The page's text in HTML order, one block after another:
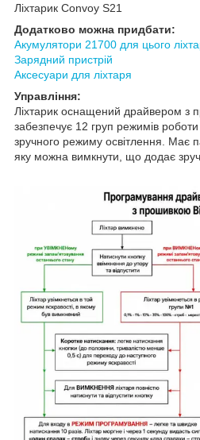
Ліхтарик Convoy S21
Додатково можна придбати:
Акумулятори 21700 для цього
Зарядний пристрій
Аксесуари для ліхтаря
Управління:
Ліхтарик оснащений драйвером з
забезпечує 12 груп режимів
зручного режиму освітлення. Має
яку можна вимкнути, що додає